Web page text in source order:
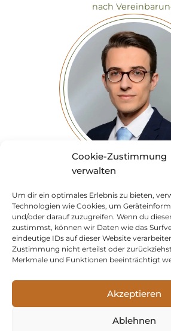
Cookie-Zustimmung
verwalten
Um dir ein optimales Erlebnis zu bieten,
Technologien wie Cookies, um
und/oder darauf zuzugreifen. Wenn du
zustimmst, können wir Daten wie das
eindeutige IDs auf dieser Website
Zustimmung nicht erteilst oder
Merkmale und Funktionen beeinträchtigt
Akzeptieren
Ablehnen
Steuerberater
nach
StartseiteKanzlei